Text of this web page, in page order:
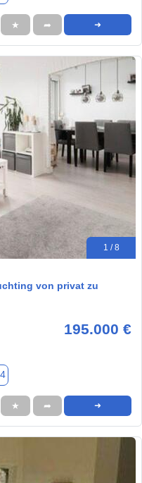
★ ➦ ➜
1 / 8
von privat zu
195.000 €
★ ➦ ➜